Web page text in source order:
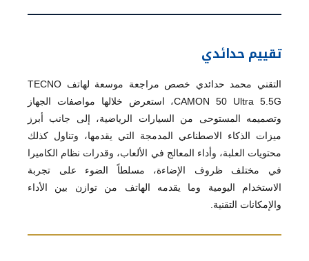
تقييم حدائدي
التقني محمد حدائدي خصص مراجعة موسعة لهاتف TECNO
CAMON 50 Ultra 5.5G، استعرض خلالها مواصفات الجهاز
وتصميمه المستوحى من السيارات الرياضية، إلى جانب أبرز
ميزات الذكاء الاصطناعي المدمجة التي يقدمها، وتناول كذلك
محتويات العلبة، وأداء المعالج في الألعاب، وقدرات نظام الكاميرا
في مختلف ظروف الإضاءة، مسلطاً الضوء على تجربة
الاستخدام اليومية وما يقدمه الهاتف من توازن بين الأداء
والإمكانات التقنية.